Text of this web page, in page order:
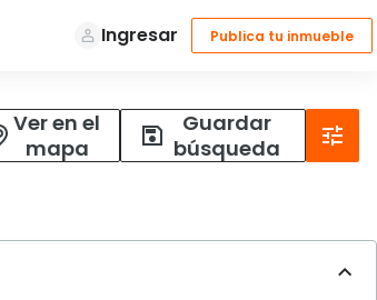
Ver en el
mapa
Guardar
búsqueda